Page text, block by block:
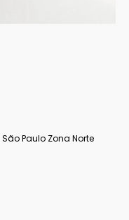
São Paulo Zona Norte